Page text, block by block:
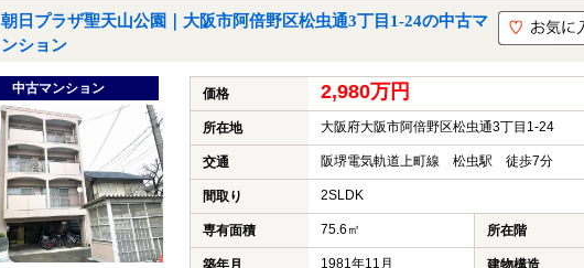
朝日プラザ聖天山公園｜大阪市阿倍野区松虫通3丁目1-24の中古マ
ンション
中古マンション 価格 2,980万円
所在地 大阪府大阪市阿倍野区松虫通3丁目1-24
交通 阪堺電気軌道上町線 松虫駅 徒歩7分
間取り 2SLDK
専有面積 75.6㎡ 所在階
築年月 1981年11月 建物構造